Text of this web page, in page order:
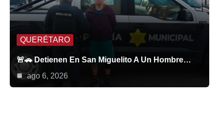
QUERÉTARO
🚨🚗 Detienen En San Miguelito A Un Hombre…
ago 6, 2026